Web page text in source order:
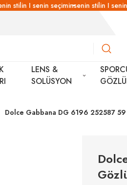
stilin I senin seçiminsenin stilin I senin
LENS &
SOLÜSYON
Dolce Gabbana DG 6196 252587